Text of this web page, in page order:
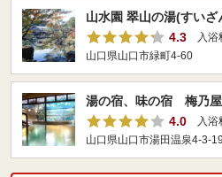
山水園 翠山の湯(すいざ
4.3
入浴
山口県山口市緑町4-60
湯の宿、味の宿 梅乃屋
4.0
入浴
山口県山口市湯田温泉4-3-19